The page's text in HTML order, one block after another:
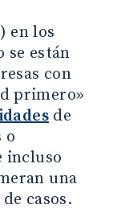
en los
se están
con
primero»
de
o
incluso
una
casos.